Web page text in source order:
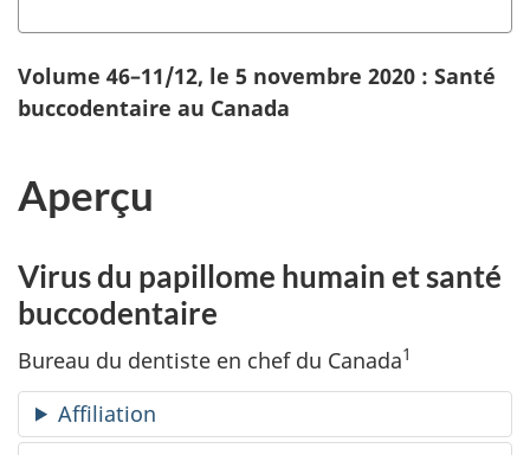
Volume 46–11/12, le 5 novembre 2020 : Santé
buccodentaire au Canada
Aperçu
Virus du papillome humain et santé
buccodentaire
Bureau du dentiste en chef du Canada1
Affiliation